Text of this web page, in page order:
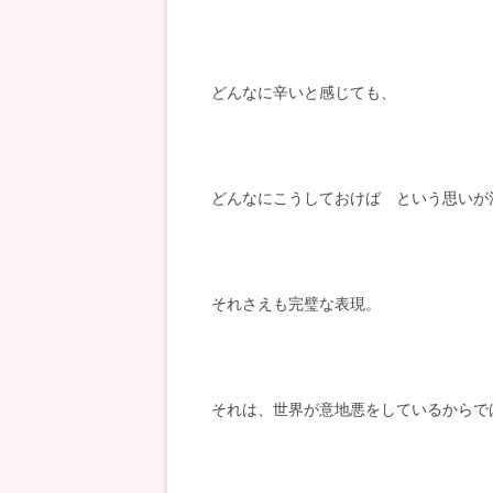
どんなに辛いと感じても、
どんなにこうしておけば という思いが
それさえも完璧な表現。
それは、世界が意地悪をしているからで